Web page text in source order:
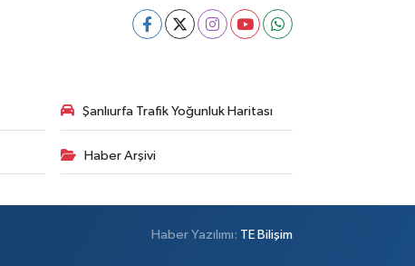
Şanlıurfa Trafik Yoğunluk Haritası
Haber Arşivi
Haber Yazılımı: TE Bilişim